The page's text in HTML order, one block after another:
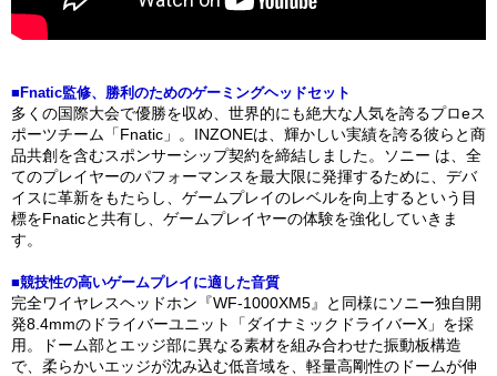
■Fnatic監修、勝利のためのゲーミングヘッドセット
多くの国際大会で優勝を収め、世界的にも絶大な人気を誇るプロeス
ポーツチーム「Fnatic」。INZONEは、輝かしい実績を誇る彼らと商
品共創を含むスポンサーシップ契約を締結しました。ソニー は、全
てのプレイヤーのパフォーマンスを最大限に発揮するために、デバ
イスに革新をもたらし、ゲームプレイのレベルを向上するという目
標をFnaticと共有し、ゲームプレイヤーの体験を強化していきま
す。
■競技性の高いゲームプレイに適した音質
完全ワイヤレスヘッドホン『WF-1000XM5』と同様にソニー独自開
発8.4mmのドライバーユニット「ダイナミックドライバーX」を採
用。ドーム部とエッジ部に異なる素材を組み合わせた振動板構造
で、柔らかいエッジが沈み込む低音域を、軽量高剛性のドームが伸